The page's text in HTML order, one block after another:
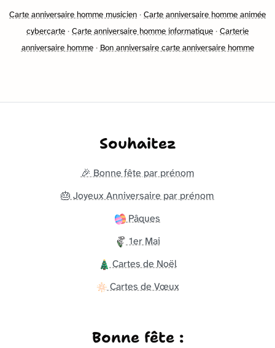
Carte anniversaire homme musicien · Carte anniversaire homme animée
cybercarte · Carte anniversaire homme informatique · Carterie
anniversaire homme· Bon anniversaire carte anniversaire homme
Souhaitez
🎉 Bonne fête par prénom
🎂 Joyeux Anniversaire par prénom
Pâques
1er Mai
Cartes de Noël
Cartes de Vœux
Bonne fête :